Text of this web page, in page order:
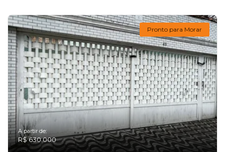
Pronto para Morar
A partir de:
R$ 630.000